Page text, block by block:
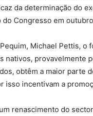
da determinação do
Congresso em
Michael Pettis, o
provavelmente
obtêm a maior parte
isso incentivam a
renascimento do